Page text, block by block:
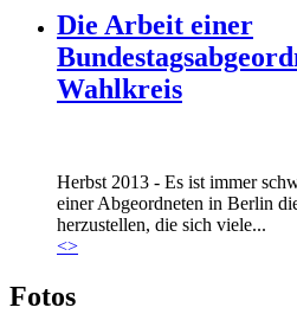
Die Arbeit einer
Wahlkreis
Herbst 2013 - Es ist immer
einer Abgeordneten in Berlin
herzustellen, die sich viele...
<>
Fotos